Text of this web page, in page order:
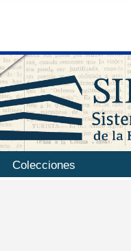
Colecciones